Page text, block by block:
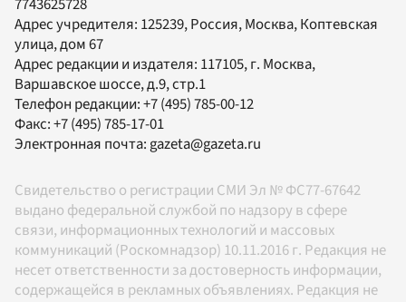
7743625728
Адрес учредителя: 125239, Россия, Москва, Коптевская
улица, дом 67
Адрес редакции и издателя: 117105, г. Москва,
Варшавское шоссе, д.9, стр.1
Телефон редакции:+7 (495) 785-00-12
Факс:+7 (495) 785-17-01
Электронная почта:gazeta@gazeta.ru
Свидетельство о регистрации СМИ Эл № ФС77-67642
выдано федеральной службой по надзору в сфере
связи, информационных технологий и массовых
коммуникаций (Роскомнадзор) 10.11.2016 г. Редакция не
несет ответственности за достоверность информации,
содержащейся в рекламных объявлениях. Редакция не